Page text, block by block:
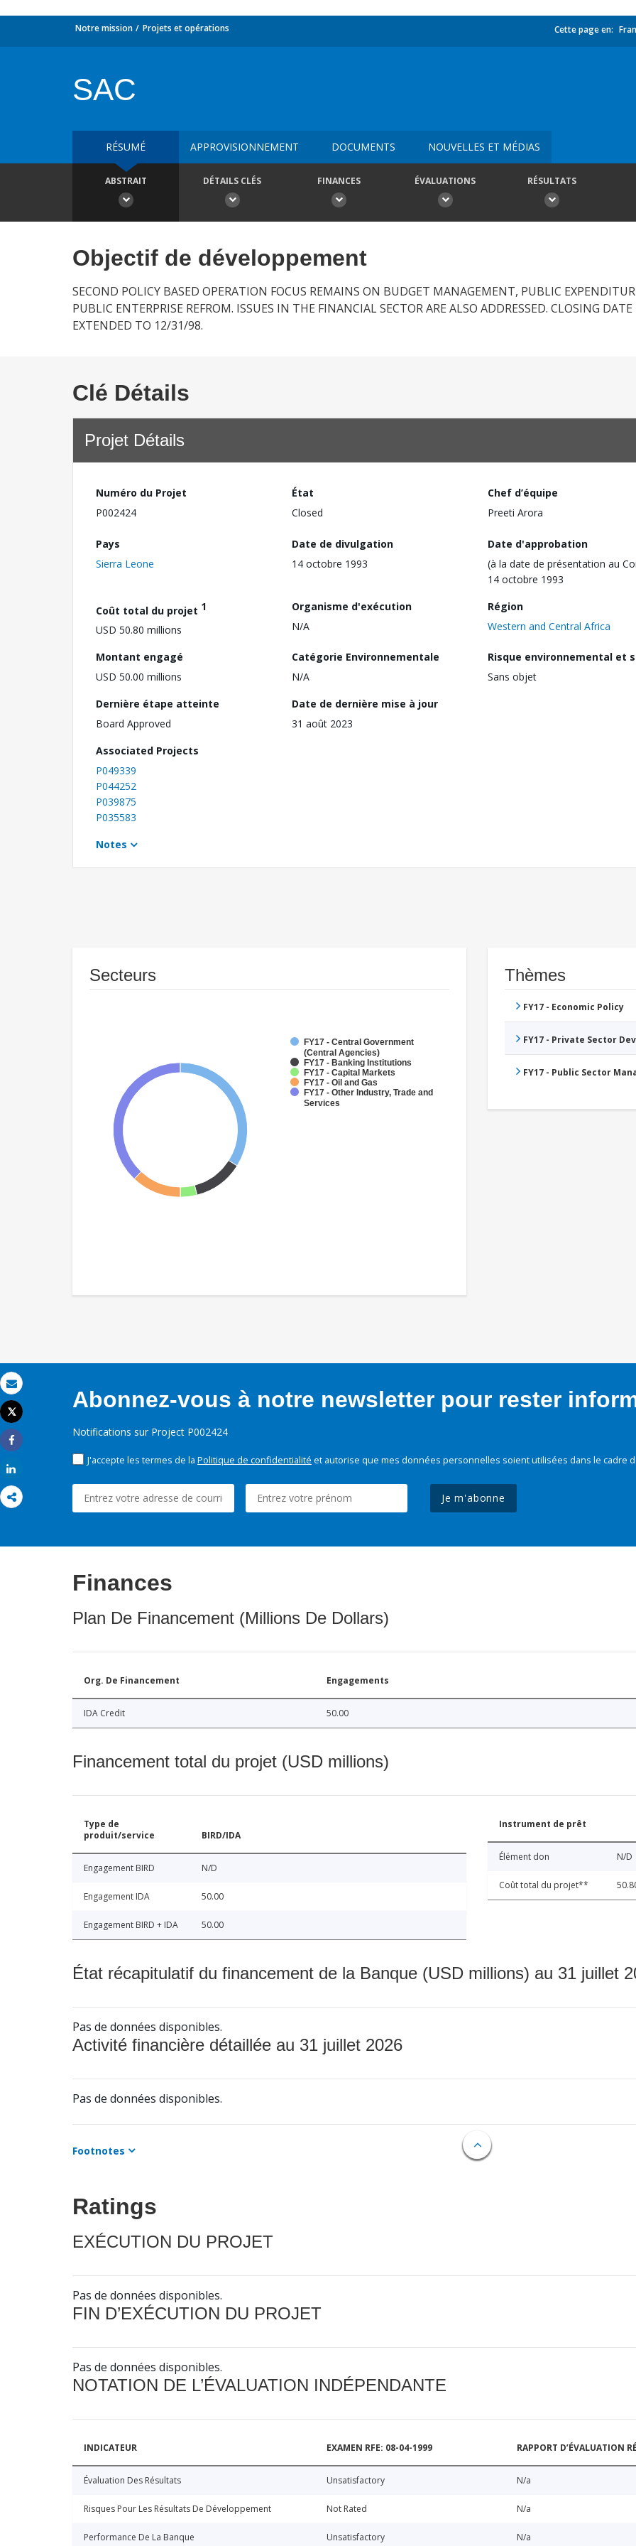
Email
Imprimer
Tweet
Share
Notre mission Projets et opérations Cette page en:
SAC
RÉSUMÉ APPROVISIONNEMENT DOCUMENTS NOUVELLES ET MÉDIAS
ABSTRAIT DÉTAILS CLÉS FINANCES ÉVALUATIONS RÉSULTATS
Objectif de développement
SECOND POLICY BASED OPERATION FOCUS REMAINS ON BUDGET MANAGEMENT, PUBLIC
PUBLIC ENTERPRISE REFROM. ISSUES IN THE FINANCIAL SECTOR ARE ALSO ADDRESSED. CLOSING
EXTENDED TO 12/31/98.
Clé Détails
Projet Détails
Numéro du Projet
P002424
État
Closed
Chef d’équipe
Preeti Arora
Pays
Sierra Leone
Date de divulgation
14 octobre 1993
Date d'approbation
(à la date de présentation au
14 octobre 1993
Coût total du projet 1
USD 50.80 millions
Organisme d'exécution
N/A
Région
Western and Central Africa
Montant engagé
USD 50.00 millions
Catégorie Environnementale
N/A
Risque environnemental et
Sans objet
Dernière étape atteinte
Board Approved
Date de dernière mise à jour
31 août 2023
Associated Projects
P049339
P044252
P039875
P035583
Notes
Secteurs
FY17 - Central Government
(Central Agencies)
FY17 - Banking Institutions
FY17 - Capital Markets
FY17 - Oil and Gas
FY17 - Other Industry, Trade and
Services
Thèmes
FY17 - Economic Policy
FY17 - Private Sector
FY17 - Public Sector
Abonnez-vous à notre newsletter pour rester
Notifications sur Project P002424
J'accepte les termes de la Politique de confidentialité et autorise que mes données personnelles soient utilisées dans le cadre
Je m'abonne
Finances
Plan De Financement (Millions De Dollars)
Org. De Financement Engagements
IDA Credit 50.00
Financement total du projet (USD millions)
Type de
produit/service
BIRD/IDA
Engagement BIRD N/D
Engagement IDA 50.00
Engagement BIRD + IDA 50.00
Instrument de prêt
Élément don N/D
Coût total du projet**
État récapitulatif du financement de la Banque (USD millions) au 31 juillet
Pas de données disponibles.
Activité financière détaillée au 31 juillet 2026
Pas de données disponibles.
Footnotes
Ratings
EXÉCUTION DU PROJET
Pas de données disponibles.
FIN D’EXÉCUTION DU PROJET
Pas de données disponibles.
NOTATION DE L’ÉVALUATION INDÉPENDANTE
INDICATEUR EXAMEN RFE: 08-04-1999 RAPPORT D’ÉVALUATION
Évaluation Des Résultats Unsatisfactory N/a
Risques Pour Les Résultats De Développement Not Rated N/a
Performance De La Banque Unsatisfactory N/a